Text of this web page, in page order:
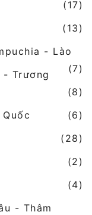
(17)
(13)
- Lào
(7)
- Trương
(8)
(6)
(28)
(2)
(4)
- Thâm